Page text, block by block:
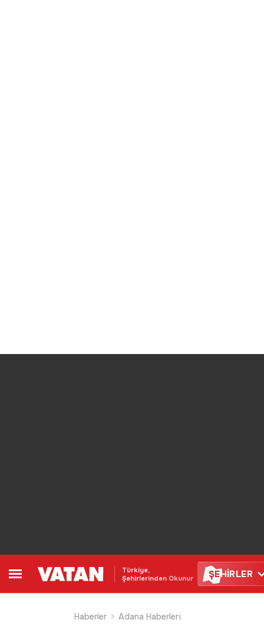
Türkiye,
Şehirlerinden Okunur
ŞEHİRLER
Haberler Adana Haberleri